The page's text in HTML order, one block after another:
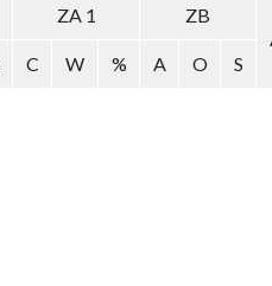
ZA 1
ZB
C W % A O S